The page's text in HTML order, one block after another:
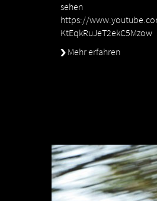
sehen
https://
KtEqkRuJeT2ekC5Mzow
Mehr erfahren